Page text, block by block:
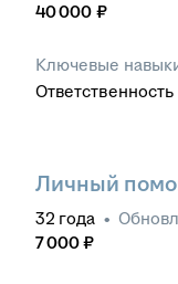
40 000 ₽
Ключевые
Ответственность
Личный
32 года •
7 000 ₽